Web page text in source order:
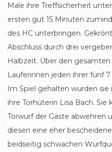
Male ihre Treffsicherheit
ersten gut 15 Minuten
des HC unterbringen.
Abschluss durch drei
Halbzeit. Über den
Lauferinnen jeden ihrer fünf
Im Spiel gehalten wurden
ihre Torhüterin Lisa Bach.
Torwurf der Gäste abwehren
diesen eine eher
beidseitig schwachen